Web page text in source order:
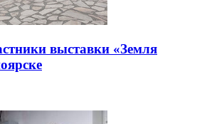
выставки «Земля